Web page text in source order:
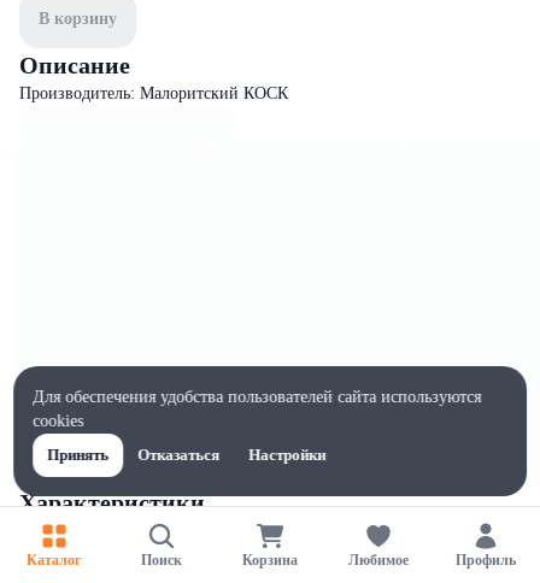
В корзину
Описание
Производитель: Малоритский КОСК
Характеристики
Ширина, мм
70
Каталог Поиск Корзина Любимое Профиль
Для обеспечения удобства пользователей сайта используются
cookies
Принять
Отказаться Настройки